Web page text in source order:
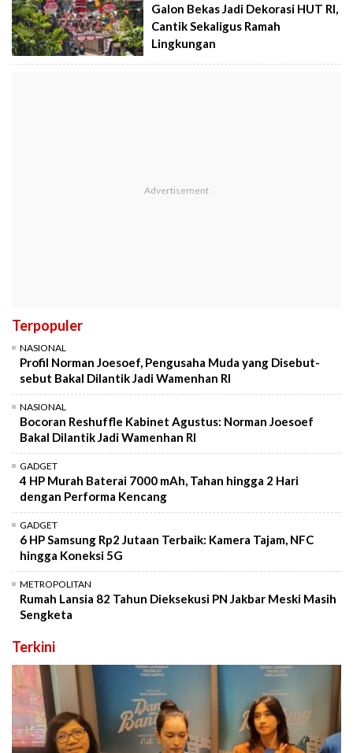
Galon Bekas Jadi Dekorasi HUT RI,
Cantik Sekaligus Ramah
Lingkungan
Terpopuler
NASIONAL
Profil Norman Joesoef, Pengusaha Muda yang Disebut-
sebut Bakal Dilantik Jadi Wamenhan RI
NASIONAL
Bocoran Reshuffle Kabinet Agustus: Norman Joesoef
Bakal Dilantik Jadi Wamenhan RI
GADGET
4 HP Murah Baterai 7000 mAh, Tahan hingga 2 Hari
dengan Performa Kencang
GADGET
6 HP Samsung Rp2 Jutaan Terbaik: Kamera Tajam, NFC
hingga Koneksi 5G
METROPOLITAN
Rumah Lansia 82 Tahun Dieksekusi PN Jakbar Meski Masih
Sengketa
Terkini